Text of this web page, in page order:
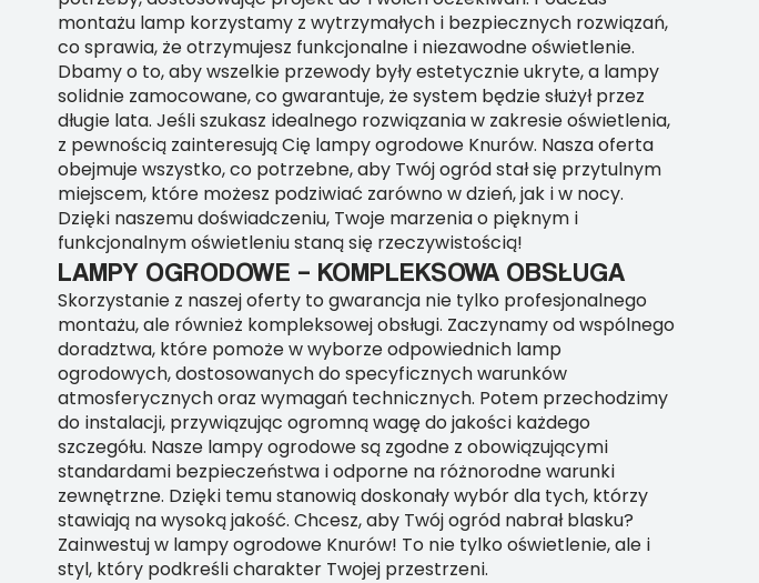
montażu lamp korzystamy z wytrzymałych i bezpiecznych rozwiązań,
co sprawia, że otrzymujesz funkcjonalne i niezawodne oświetlenie.
Dbamy o to, aby wszelkie przewody były estetycznie ukryte, a lampy
solidnie zamocowane, co gwarantuje, że system będzie służył przez
długie lata. Jeśli szukasz idealnego rozwiązania w zakresie oświetlenia,
z pewnością zainteresują Cię lampy ogrodowe Knurów. Nasza oferta
obejmuje wszystko, co potrzebne, aby Twój ogród stał się przytulnym
miejscem, które możesz podziwiać zarówno w dzień, jak i w nocy.
Dzięki naszemu doświadczeniu, Twoje marzenia o pięknym i
funkcjonalnym oświetleniu staną się rzeczywistością!
LAMPY OGRODOWE – KOMPLEKSOWA OBSŁUGA
Skorzystanie z naszej oferty to gwarancja nie tylko profesjonalnego
montażu, ale również kompleksowej obsługi. Zaczynamy od wspólnego
doradztwa, które pomoże w wyborze odpowiednich lamp
ogrodowych, dostosowanych do specyficznych warunków
atmosferycznych oraz wymagań technicznych. Potem przechodzimy
do instalacji, przywiązując ogromną wagę do jakości każdego
szczegółu. Nasze lampy ogrodowe są zgodne z obowiązującymi
standardami bezpieczeństwa i odporne na różnorodne warunki
zewnętrzne. Dzięki temu stanowią doskonały wybór dla tych, którzy
stawiają na wysoką jakość. Chcesz, aby Twój ogród nabrał blasku?
Zainwestuj w lampy ogrodowe Knurów! To nie tylko oświetlenie, ale i
styl, który podkreśli charakter Twojej przestrzeni.